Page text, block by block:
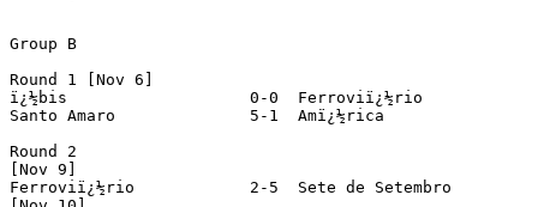
Group B
Round 1 [Nov 6]
ï¿½bis			 0-0  Ferroviï¿½rio		(prel. Sport x Atlï¿½tico Caruaru)
Santo Amaro		 5-1  Amï¿½rica			(prel. Nï¿½utico x Paulistano)
Round 2
[Nov 9]
Ferroviï¿½rio		 2-5  Sete de Setembro		(prel. Santa Cruz x Atlï¿½tico Caruaru)